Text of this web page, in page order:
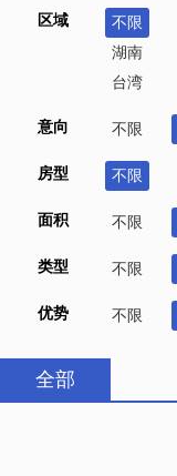
区域 不限
湖南
台湾
意向 不限
房型 不限
面积 不限
类型 不限
优势 不限
全部